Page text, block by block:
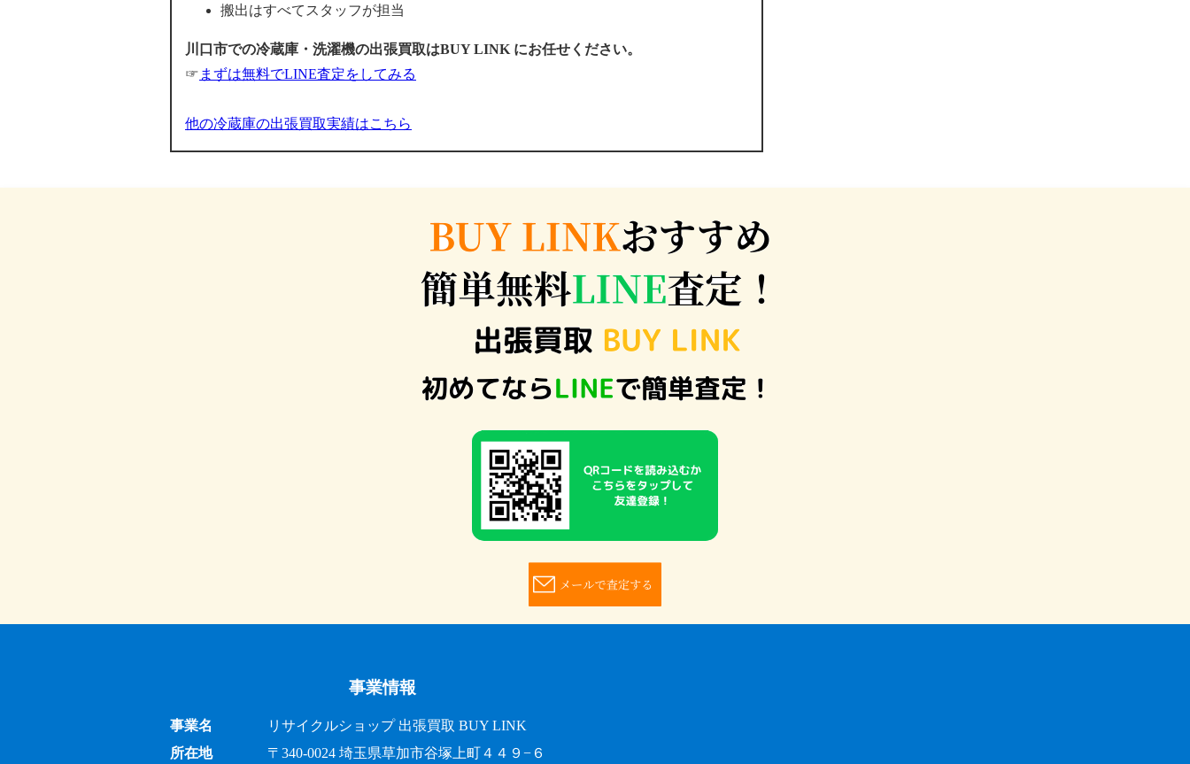
搬出はすべてスタッフが担当
川口市での冷蔵庫・洗濯機の出張買取はBUY LINK にお任せください。
☞ まずは無料でLINE査定をしてみる
他の冷蔵庫の出張買取実績はこちら
事業情報
事業名
リサイクルショップ 出張買取 BUY LINK
所在地
〒340-0024 埼玉県草加市谷塚上町４４９−６